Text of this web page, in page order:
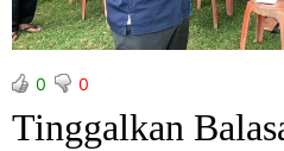
0 0
Tinggalkan